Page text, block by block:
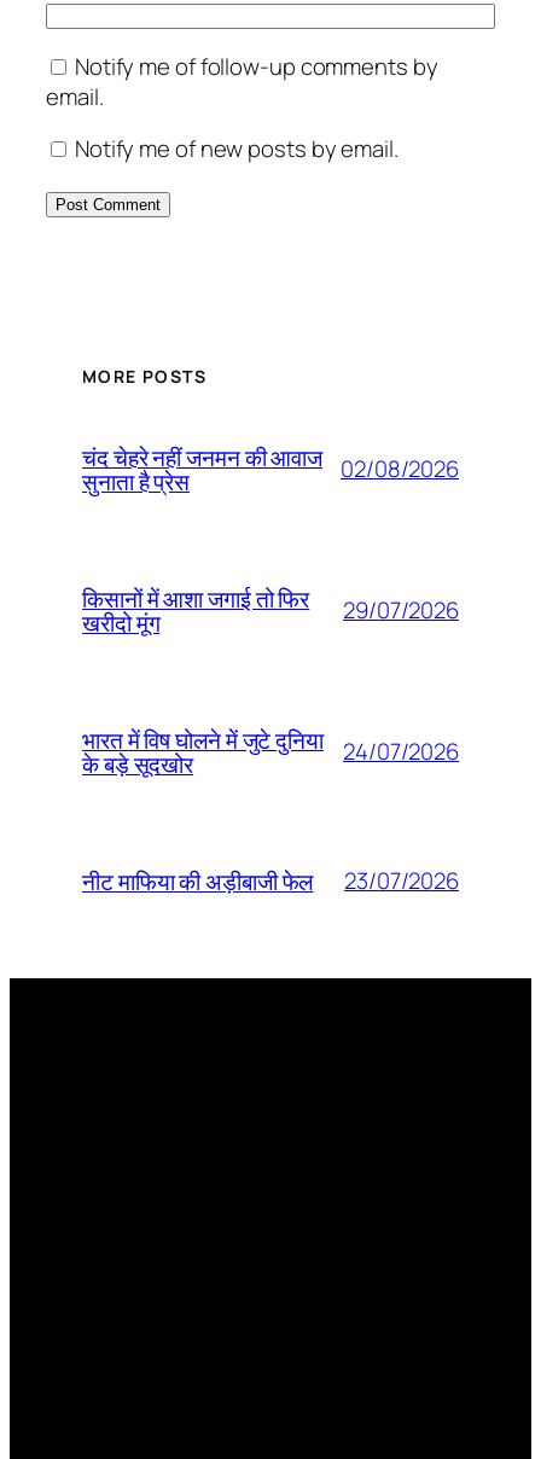
Notify me of follow-up comments by
email.
Notify me of new posts by email.
MORE POSTS
चंद चेहरे नहीं जनमन की आवाज
सुनाता है प्रेस 02/08/2026
किसानों में आशा जगाई तो फिर
खरीदो मूंग 29/07/2026
भारत में विष घोलने में जुटे दुनिया
के बड़े सूदखोर 24/07/2026
नीट माफिया की अड़ीबाजी फेल 23/07/2026